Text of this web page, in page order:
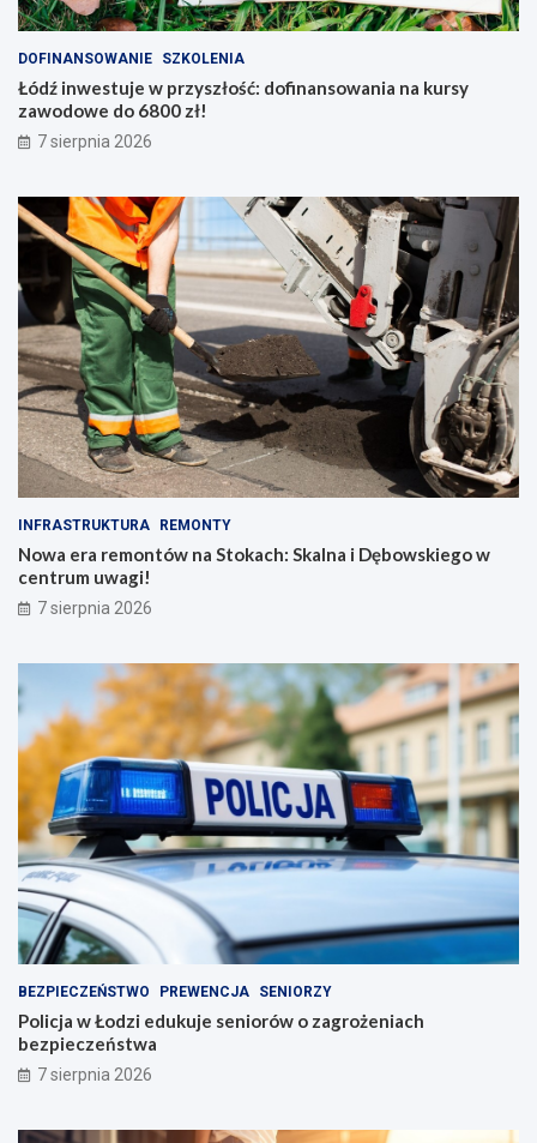
DOFINANSOWANIE SZKOLENIA
Łódź inwestuje w przyszłość: dofinansowania na kursy
zawodowe do 6800 zł!
7 sierpnia 2026
INFRASTRUKTURA REMONTY
Nowa era remontów na Stokach: Skalna i Dębowskiego w
centrum uwagi!
7 sierpnia 2026
BEZPIECZEŃSTWO PREWENCJA SENIORZY
Policja w Łodzi edukuje seniorów o zagrożeniach
bezpieczeństwa
7 sierpnia 2026